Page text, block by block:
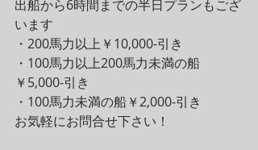
出船から6時間までの半日プランもござ
います
・200馬力以上￥10,000-引き
・100馬力以上200馬力未満の船
￥5,000-引き
・100馬力未満の船￥2,000-引き
お気軽にお問合せ下さい！